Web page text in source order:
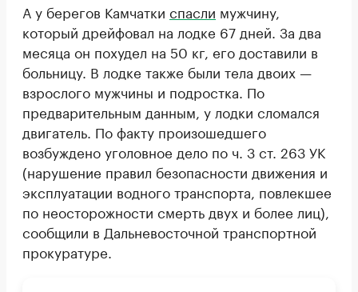
А у берегов Камчатки спасли мужчину,
который дрейфовал на лодке 67 дней. За два
месяца он похудел на 50 кг, его доставили в
больницу. В лодке также были тела двоих —
взрослого мужчины и подростка. По
предварительным данным, у лодки сломался
двигатель. По факту произошедшего
возбуждено уголовное дело по ч. 3 ст. 263 УК
(нарушение правил безопасности движения и
эксплуатации водного транспорта, повлекшее
по неосторожности смерть двух и более лиц),
сообщили в Дальневосточной транспортной
прокуратуре.